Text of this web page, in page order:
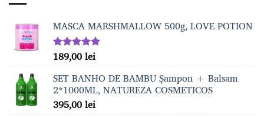
MASCA MARSHMALLOW 500g, LOVE POTION
Evaluat la
5.00din 5
189,00lei
SET BANHO DE BAMBU Șampon + Balsam
2*1000ML, NATUREZA COSMETICOS
395,00lei